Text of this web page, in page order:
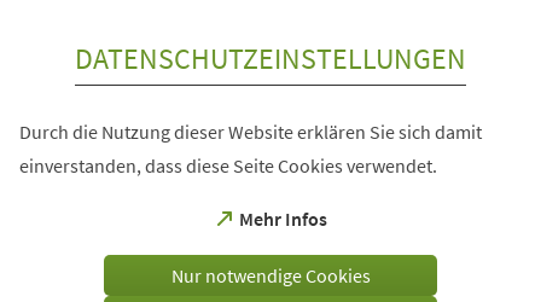
DATENSCHUTZEINSTELLUNGEN
Durch die Nutzung dieser Website erklären Sie sich damit
einverstanden, dass diese Seite Cookies verwendet.
Mehr Infos
(Öffnet
einem
Nur notwendige Cookies